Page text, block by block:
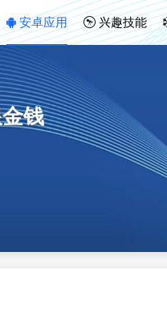
安卓应用 兴趣技能
钱